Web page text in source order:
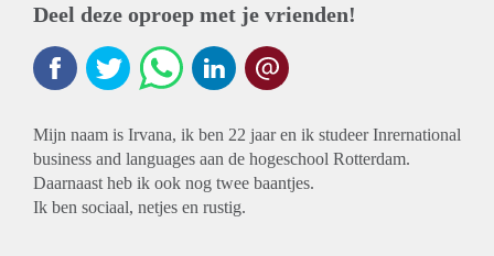
Deel deze oproep met je vrienden!
Mijn naam is Irvana, ik ben 22 jaar en ik studeer Inrernational
business and languages aan de hogeschool Rotterdam.
Daarnaast heb ik ook nog twee baantjes.
Ik ben sociaal, netjes en rustig.